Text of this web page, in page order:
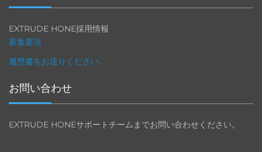
EXTRUDE HONE採用情報
募集要項
履歴書をお送りください。
お問い合わせ
EXTRUDE HONEサポートチームまでお問い合わせください。